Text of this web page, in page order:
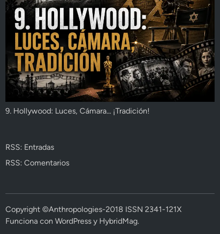
9. Hollywood: Luces, Cámara... ¡Tradición!
RSS: Entradas
RSS: Comentarios
Copyright ©Anthropologies-2018 ISSN 2341-121X
Funciona conWordPress y HybridMag.